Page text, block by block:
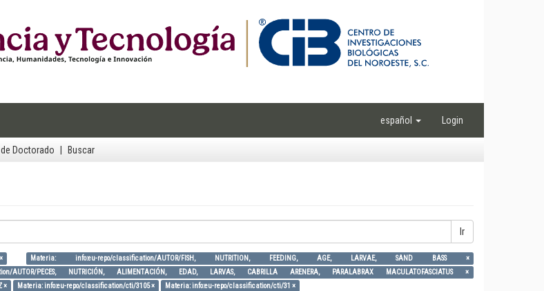
español Login
Doctorado Buscar
Ir
Materia: info:eu-repo/classification/AUTOR/FISH, NUTRITION, FEEDING, AGE, LARVAE, SAND BASS ×
AUTOR/PECES, NUTRICIÓN, ALIMENTACIÓN, EDAD, LARVAS, CABRILLA ARENERA, PARALABRAX MACULATOFASCIATUS ×
×
Materia: info:eu-repo/classification/cti/3105 × Materia: info:eu-repo/classification/cti/31 ×